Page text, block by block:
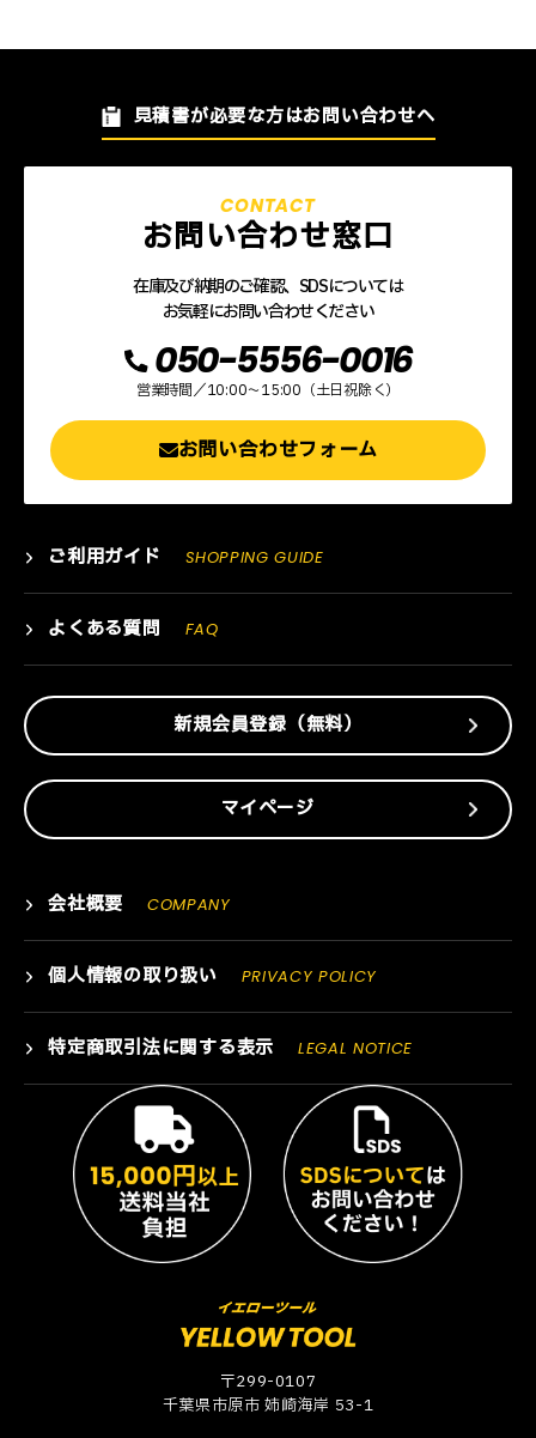
見積書が必要な方はお問い合わせへ
お問い合わせ窓口
在庫及び納期のご確認、SDSについては
お気軽にお問い合わせください
050-5556-0016
営業時間／10:00～15:00（土日祝除く）
お問い合わせフォーム
ご利用ガイド SHOPPING GUIDE
よくある質問 FAQ
新規会員登録（無料）
マイページ
会社概要 COMPANY
個人情報の取り扱い PRIVACY POLICY
特定商取引法に関する表示 LEGAL NOTICE
〒299-0107
千葉県市原市 姉崎海岸 53-1